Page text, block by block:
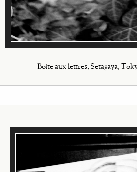
Boite aux lettres, Setagaya,